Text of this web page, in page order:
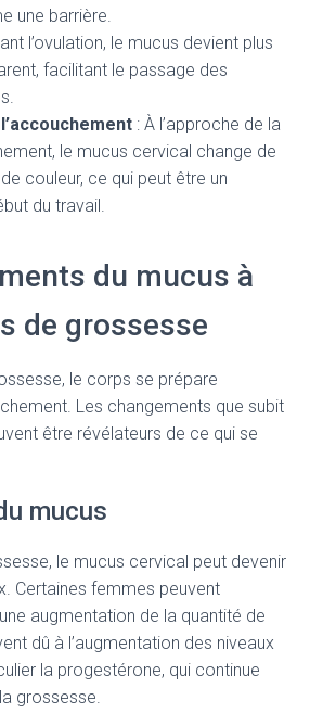
une barrière.
l’ovulation, le mucus devient plus
facilitant le passage des
: À l’approche de la
le mucus cervical change de
couleur, ce qui peut être un
du travail.
du mucus à
de grossesse
le corps se prépare
Les changements que subit
être révélateurs de ce qui se
mucus
le mucus cervical peut devenir
Certaines femmes peuvent
augmentation de la quantité de
dû à l’augmentation des niveaux
la progestérone, qui continue
grossesse.